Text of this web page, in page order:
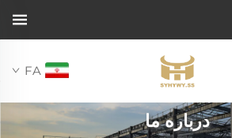
FA
درباره ما